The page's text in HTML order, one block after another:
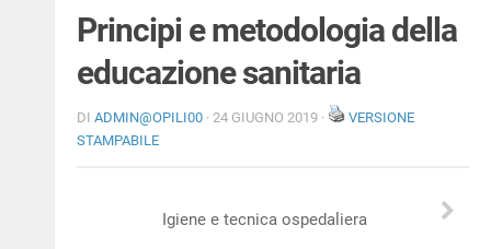
Principi e metodologia della
educazione sanitaria
DI ADMIN@OPILI00 · 24 GIUGNO 2019 ·
VERSIONE
STAMPABILE
Igiene e tecnica ospedaliera